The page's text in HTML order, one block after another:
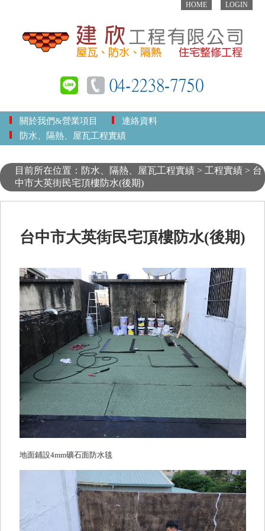
HOME LOGIN
關於我們&營業項目
連絡資料
防水、隔熱、屋瓦工程實績
目前所在位置：防水、隔熱、屋瓦工程實績 > 工程實績 > 台
中市大英街民宅頂樓防水(後期)
台中市大英街民宅頂樓防水(後期)
地面鋪設4mm礦石面防水毯